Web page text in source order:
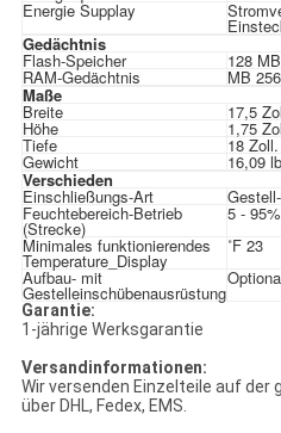
Energie Supplay
Gedächtnis
Flash-Speicher 128
RAM-Gedächtnis MB 256
Maße
Breite 17,5
Höhe 1,75
Tiefe 18 Zoll.
Gewicht 16,09
Verschieden
Einschließungs-Art
Feuchtebereich-Betrieb
(Strecke)
5 - 95%
Minimales funktionierendes
Temperature_Display
˚F 23
Aufbau- mit
Gestelleinschübenausrüstung
Garantie:
1-jährige Werksgarantie
Versandinformationen:
Wir versenden Einzelteile auf der
über DHL, Fedex, EMS.